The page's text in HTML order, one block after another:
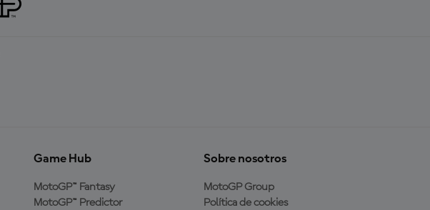
Game Hub
MotoGP™ Fantasy
MotoGP™ Predictor
Sobre nosotros
MotoGP Group
Política de cookies